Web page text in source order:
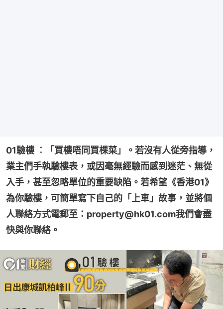
01驗樓 ︰「買樓唔同買棵菜」。若沒有人從旁指導，
業主們手執驗樓表，或因毫無經驗而感到迷茫、無從
入手，甚至忽略單位的重要缺陷。若希望《香港01》
為你驗樓，可簡單寫下自己的「上車」故事，並將個
人聯絡方式電郵至：property@hk01.com我們會盡
快與你聯絡。